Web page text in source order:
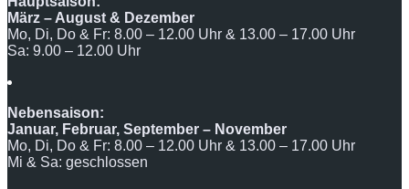
März – August & Dezember
Mo, Di, Do & Fr: 8.00 – 12.00 Uhr & 13.00 – 17.00 Uhr
Sa: 9.00 – 12.00 Uhr
Nebensaison:
Januar, Februar, September – November
Mo, Di, Do & Fr: 8.00 – 12.00 Uhr & 13.00 – 17.00 Uhr
Mi & Sa: geschlossen